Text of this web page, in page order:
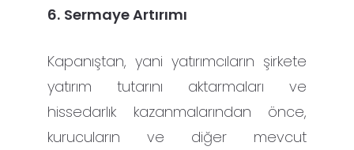
6. Sermaye Artırımı
Kapanıştan, yani yatırımcıların şirkete
yatırım tutarını aktarmaları ve
hissedarlık kazanmalarından önce,
kurucuların ve diğer mevcut